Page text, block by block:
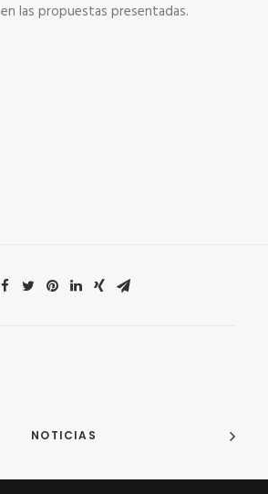
en las propuestas presentadas.
NOTICIAS